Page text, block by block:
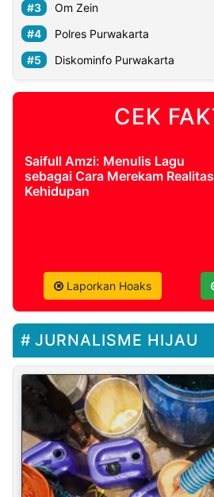
Om Zein
Polres Purwakarta
Diskominfo Purwakarta
CEK
Saifull Amzi: Menulis Lagu
sebagai Cara Merekam Realitas
Kehidupan
Laporkan Hoaks
JURNALISME HIJAU